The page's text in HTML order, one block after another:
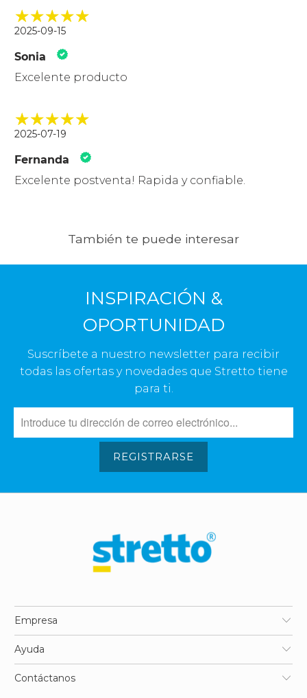
2025-09-15
Sonia
Excelente producto
2025-07-19
Fernanda
Excelente postventa! Rapida y confiable.
También te puede interesar
INSPIRACIÓN &
OPORTUNIDAD
Suscríbete a nuestro newsletter para recibir
todas las ofertas y novedades que Stretto tiene
para ti.
REGISTRARSE
Empresa
Ayuda
Contáctanos